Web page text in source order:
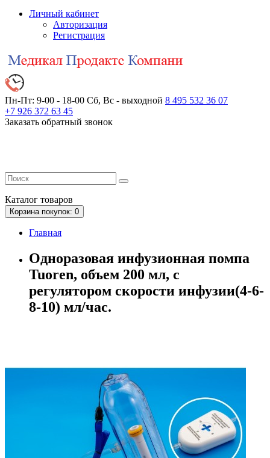
Личный кабинет
Авторизация
Регистрация
Пн-Пт: 9-00 - 18-00 Сб, Вс - выходной 8 495 532 36 07
+7 926 372 63 45
Заказать обратный звонок
Каталог товаров
Корзинапокупок: 0
Главная
Одноразовая инфузионная помпа
Tuoren, объем 200 мл, с
регулятором скорости инфузии(4-6-
8-10) мл/час.